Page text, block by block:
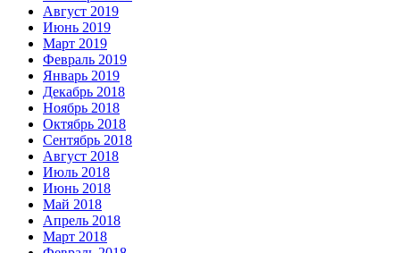
Август 2019
Июнь 2019
Март 2019
Февраль 2019
Январь 2019
Декабрь 2018
Ноябрь 2018
Октябрь 2018
Сентябрь 2018
Август 2018
Июль 2018
Июнь 2018
Май 2018
Апрель 2018
Март 2018